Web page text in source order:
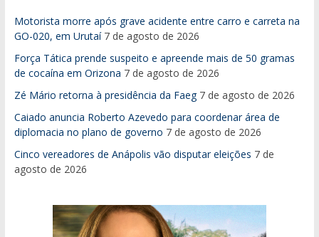
Motorista morre após grave acidente entre carro e carreta na
GO-020, em Urutaí 7 de agosto de 2026
Força Tática prende suspeito e apreende mais de 50 gramas
de cocaína em Orizona 7 de agosto de 2026
Zé Mário retorna à presidência da Faeg 7 de agosto de 2026
Caiado anuncia Roberto Azevedo para coordenar área de
diplomacia no plano de governo 7 de agosto de 2026
Cinco vereadores de Anápolis vão disputar eleições 7 de
agosto de 2026